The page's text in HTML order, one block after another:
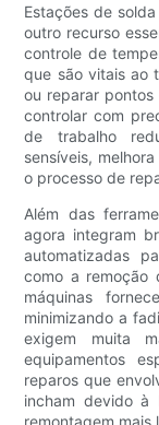
Estações de
outro recurso
controle de
que são vitais ao
ou reparar
controlar com
de trabalho
sensíveis,
o processo de
Além das
agora integram
automatizadas
como a remoção
máquinas
minimizando a
exigem muita
equipamentos
reparos que
incham devido à
remontagem mais